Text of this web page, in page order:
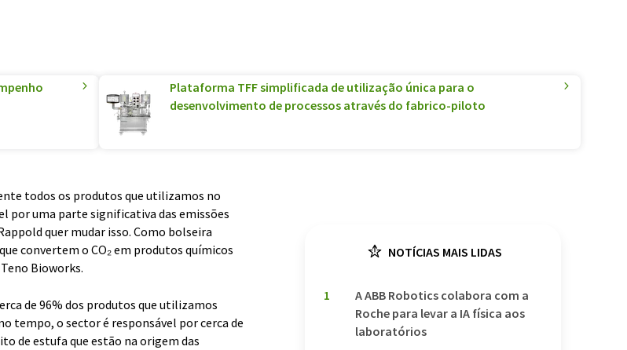
Plataforma TFF simplificada de utilização única para o
desenvolvimento de processos através do fabrico-piloto
todos os produtos que utilizamos no
por uma parte significativa das emissões
quer mudar isso. Como bolseira
convertem o CO₂ em produtos químicos
Bioworks.
de 96% dos produtos que utilizamos
tempo, o sector é responsável por cerca de
de estufa que estão na origem das
NOTÍCIAS MAIS LIDAS
1
A ABB Robotics colabora com a
Roche para levar a IA física aos
laboratórios